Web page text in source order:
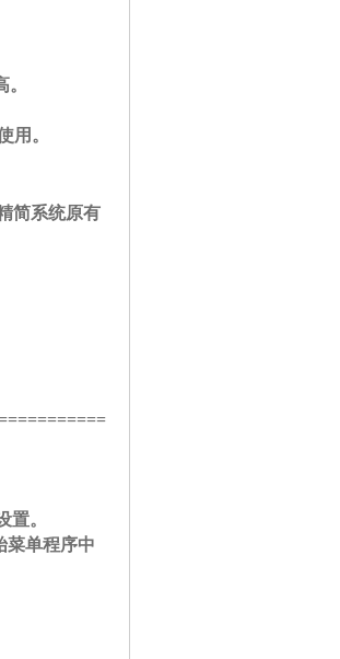
用。
简系统原有
置。
菜单程序中